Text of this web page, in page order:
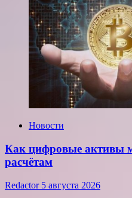
Новости
Как цифровые активы
расчётам
Redactor 5 августа 2026